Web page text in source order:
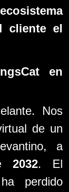
cliente el
en
Nos
de un
a
2032. El
perdido